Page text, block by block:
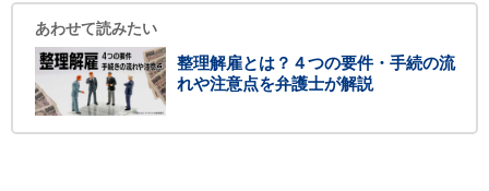
あわせて読みたい
整理解雇とは？４つの要件・手続の流
れや注意点を弁護士が解説